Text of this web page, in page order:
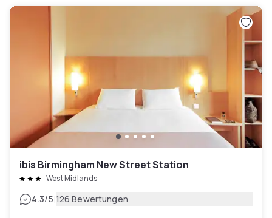
ibis Birmingham New Street Station
West Midlands
4.3/5|126 Bewertungen